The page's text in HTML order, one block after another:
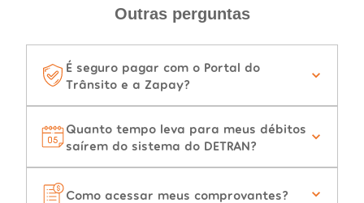
Outras perguntas
É seguro pagar com o Portal do
Trânsito e a Zapay?
Quanto tempo leva para meus débitos
saírem do sistema do DETRAN?
Como acessar meus comprovantes?